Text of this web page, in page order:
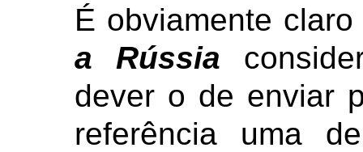
É obviamente
a Rússia
dever o de enviar
referência uma